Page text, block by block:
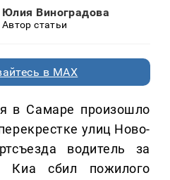
Юлия Виноградова
Автор статьи
в MAX
в Самаре произошло
улиц Ново-
водитель за
Киа сбил пожилого